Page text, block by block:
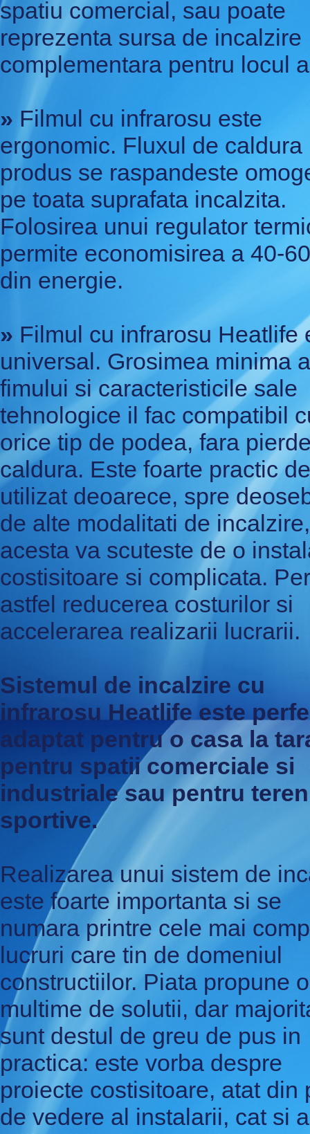
spatiu comercial, sau poate
reprezenta sursa de incalzire
complementara pentru locul
» Filmul cu infrarosu este
ergonomic. Fluxul de caldura
produs se raspandeste
pe toata suprafata incalzita.
Folosirea unui regulator
permite economisirea a 40-
din energie.
» Filmul cu infrarosu Heatlife
universal. Grosimea minima a
fimului si caracteristicile sale
tehnologice il fac compatibil
orice tip de podea, fara
caldura. Este foarte practic de
utilizat deoarece, spre
de alte modalitati de incalzire,
acesta va scuteste de o
costisitoare si complicata.
astfel reducerea costurilor si
accelerarea realizarii lucrarii.
Sistemul de incalzire cu
infrarosu Heatlife este
adaptat pentru o casa la
pentru spatii comerciale si
industriale sau pentru
sportive.
Realizarea unui sistem de
este foarte importanta si se
numara printre cele mai
lucruri care tin de domeniul
constructiilor. Piata propune o
multime de solutii, dar
sunt destul de greu de pus in
practica: este vorba despre
proiecte costisitoare, atat din
de vedere al instalarii, cat si